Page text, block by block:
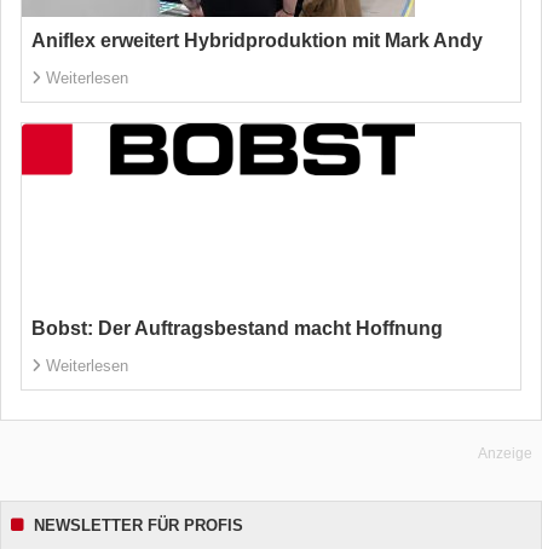
Aniflex erweitert Hybridproduktion mit Mark Andy
Weiterlesen
Bobst: Der Auftragsbestand macht Hoffnung
Weiterlesen
Anzeige
NEWSLETTER FÜR PROFIS